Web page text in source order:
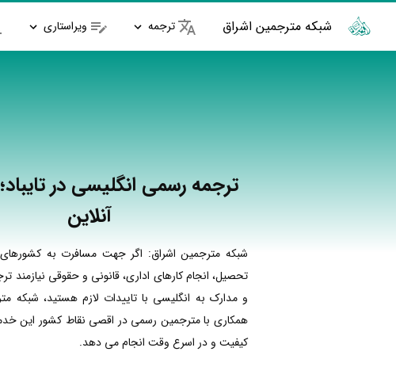
شبکه مترجمین اشراق ترجمه ویراستاری
ترجمه رسمی انگلیسی در
آنلاین
شبکه مترجمین اشراق: اگر جهت مسافرت به کشورهای
تحصیل، انجام کارهای اداری، قانونی و حقوقی نیازمند
و مدارک به انگلیسی با تاییدات لازم هستید، شبکه
همکاری با مترجمین رسمی در اقصی نقاط کشور این
کیفیت و در اسرع وقت انجام می دهد.